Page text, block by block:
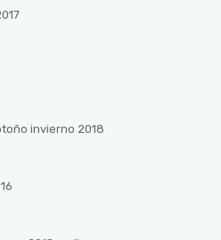
invierno 2018